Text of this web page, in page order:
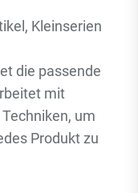
Kleinserien
die passende
mit
um
Produkt zu